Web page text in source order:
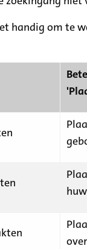
handig om te